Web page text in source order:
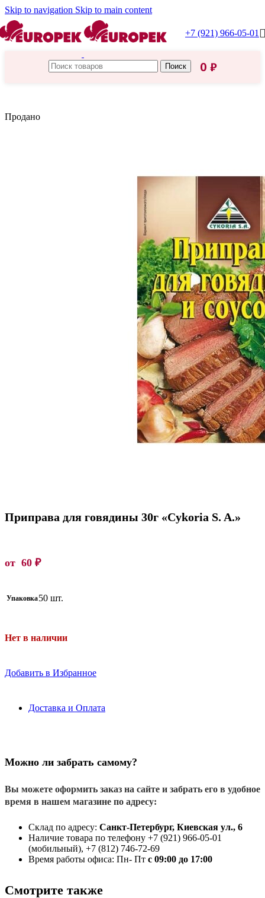
Skip to navigation Skip to main content
+7 (921) 966-05-01
Поиск 0 ₽
Продано
Приправа для говядины 30г «Cykoria S. A.»
от 60 ₽
Упаковка50 шт.
Нет в наличии
Добавить в Избранное
Доставка и Оплата
Можно ли забрать самому?
Вы можете оформить заказ на сайте и забрать его в удобное
время в нашем магазине по адресу:
Склад по адресу: Санкт-Петербург, Киевская ул., 6
Наличие товара по телефону +7 (921) 966-05-01
(мобильный), +7 (812) 746-72-69
Время работы офиса: Пн- Пт с 09:00 до 17:00
Смотрите также